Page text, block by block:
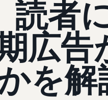
読者
広告
を解